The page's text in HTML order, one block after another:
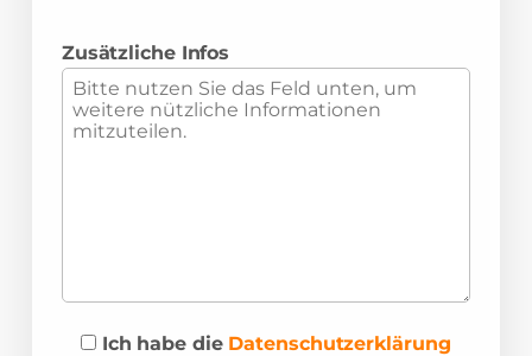
Zusätzliche Infos
Ich habe die Datenschutzerklärung